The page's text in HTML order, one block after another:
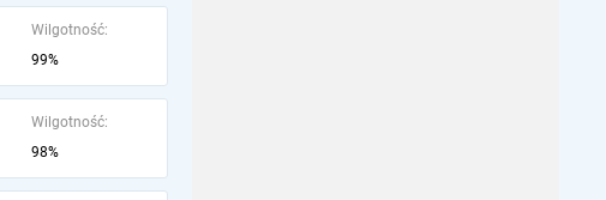
Wilgotność:
99%
Wilgotność:
98%